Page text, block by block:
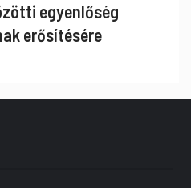
egyenlőség
erősítésére